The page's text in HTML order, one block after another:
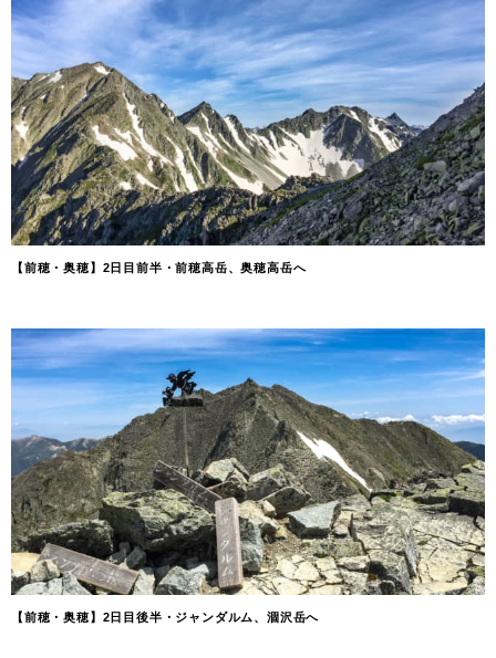
【前穂・奥穂】2日目前半・前穂高岳、奥穂高岳へ
【前穂・奥穂】2日目後半・ジャンダルム、涸沢岳へ